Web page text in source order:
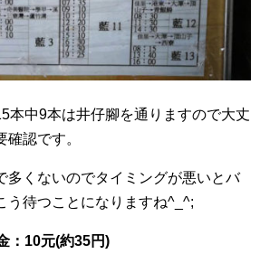
本中9本は井仔腳を通りますので大丈
認です。
多くないのでタイミングが悪いとバ
う待つことになりますね^_^;
：10元(約35円)